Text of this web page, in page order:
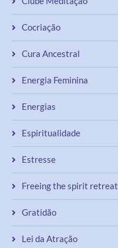
Cocriação
Cura Ancestral
Energia Feminina
Energias
Espiritualidade
Estresse
Freeing the spirit retreat
Gratidão
Lei da Atração